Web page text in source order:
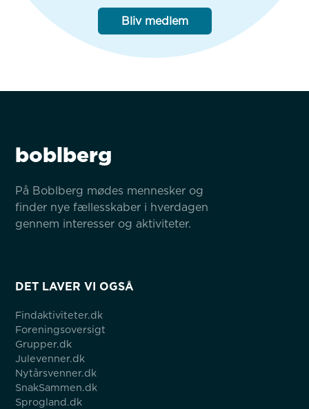
Bliv medlem
boblberg
På Boblberg mødes mennesker og
finder nye fællesskaber i hverdagen
gennem interesser og aktiviteter.
DET LAVER VI OGSÅ
Findaktiviteter.dk
Foreningsoversigt
Grupper.dk
Julevenner.dk
Nytårsvenner.dk
SnakSammen.dk
Sprogland.dk